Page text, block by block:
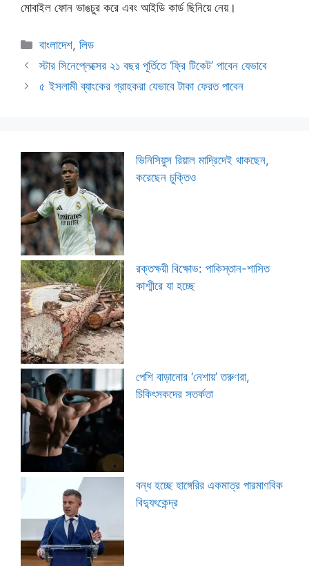
মোবাইল ফোন ভাঙচুর করে এবং আইডি কার্ড ছিনিয়ে নেয়।
Categories
বাংলাদেশ,লিড
স্টার সিনেপ্লেক্সের ২১ বছর পূর্তিতে ‘ফ্রি টিকেট’ পাবেন যেভাবে
৫ ইসলামী ব্যাংকের গ্রাহকরা যেভাবে টাকা ফেরত পাবেন
ভিনিসিয়ুস রিয়াল মাদ্রিদেই থাকছেন,
করেছেন চুক্তিও
রক্তক্ষয়ী বিক্ষোভ: পাকিস্তান-শাসিত
কাশ্মীরে যা হচ্ছে
পেশি বাড়ানোর ‘নেশায়’ তরুণরা,
চিকিৎসকদের সতর্কতা
বন্ধ হচ্ছে হাঙ্গেরির একমাত্র পারমাণবিক
বিদ্যুৎকেন্দ্র